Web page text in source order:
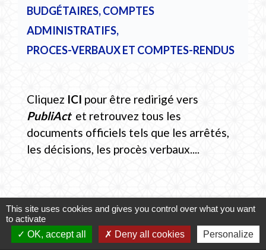
BUDGÉTAIRES, COMPTES
ADMINISTRATIFS,
PROCES-VERBAUX ET COMPTES-RENDUS
Cliquez ICI pour être redirigé vers
PubliAct et retrouvez tous les
documents officiels tels que les arrêtés,
les décisions, les procès verbaux....
Conseil municipal
keyboard_arrow_rightTrombinoscope
This site uses cookies and gives you control over what you want
to activate
OK, accept all
Deny all cookies Personalize